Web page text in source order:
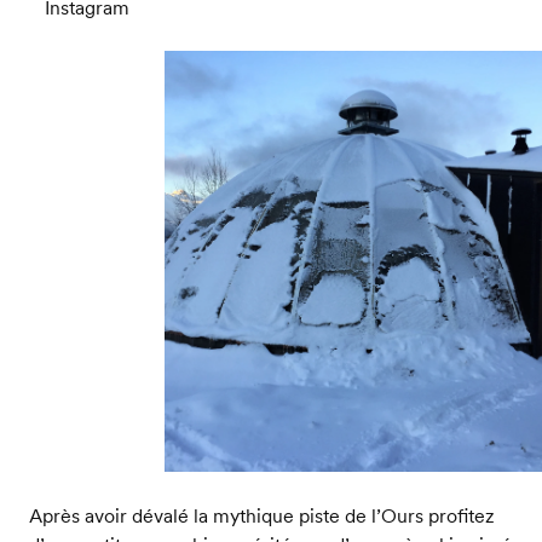
Instagram
Après avoir dévalé la mythique piste de l’Ours profitez